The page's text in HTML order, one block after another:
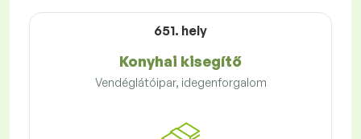
651. hely
Konyhai kisegítő
Vendéglátóipar, idegenforgalom